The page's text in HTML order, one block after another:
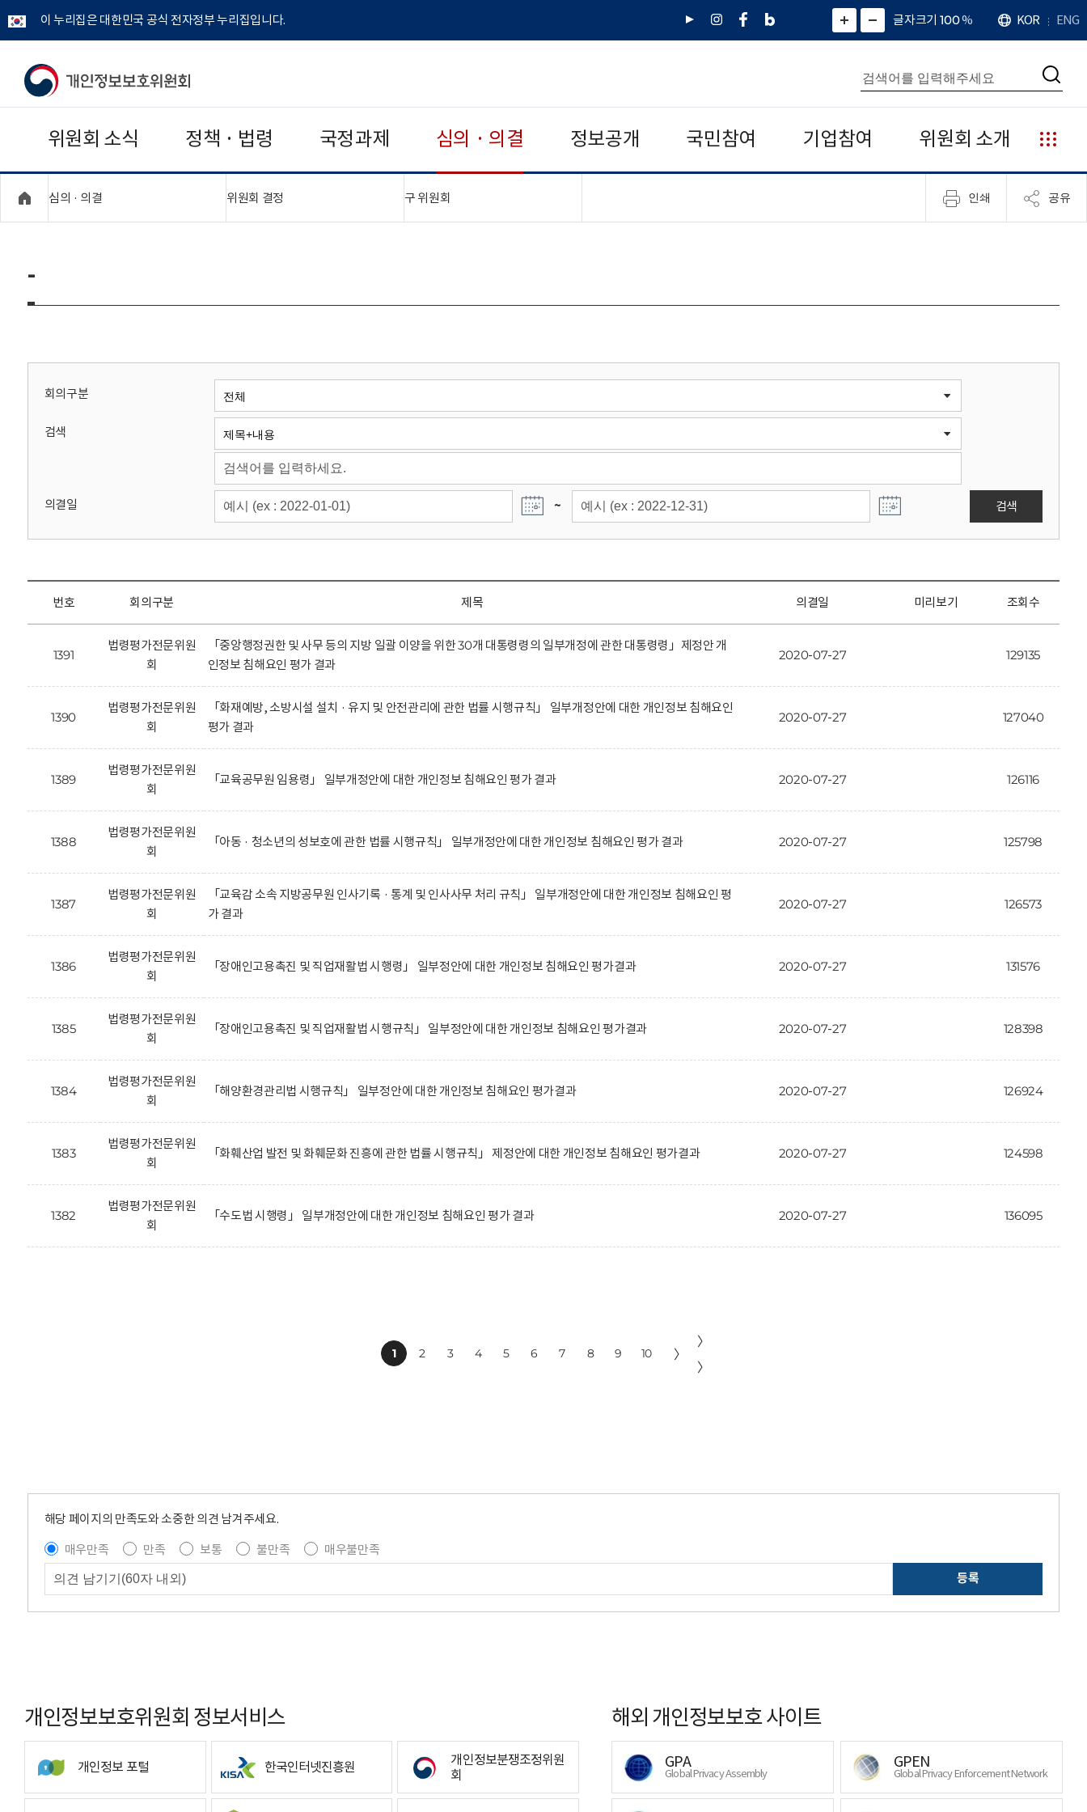
이 누리집은 대한민국 공식 전자정부 누리집입니다.
유
인
페
네
그
)
화
면
면
소
확
대
치
글자크기 100%
언
어
KOR ENG
개
보
보
위
회
통
합
검
색
검
위원회 소식 정책 · 법령 국정과제 심의 · 의결 정보공개 국민참여 기업참여 위원회 소개
누
리
집
안
심의 · 의결 위원회 결정 구 위원회 인쇄 공유
-
회의구분
검색
의결일 ~ 검색
번호 회의구분 제목 의결일 미리보기 조회수
1391
법령평가전문위원
회
「중앙행정권한 및 사무 등의 지방 일괄 이양을 위한 30개 대통령령의 일부개정에 관한 대통령령」제정안 개
인정보 침해요인 평가 결과
2020-07-27 129135
1390
법령평가전문위원
회
「화재예방, 소방시설 설치 · 유지 및 안전관리에 관한 법률 시행규칙」 일부개정안에 대한 개인정보 침해요인
평가 결과
2020-07-27 127040
1389
법령평가전문위원
회
「교육공무원 임용령」 일부개정안에 대한 개인정보 침해요인 평가 결과 2020-07-27 126116
1388
법령평가전문위원
회
「아동 · 청소년의 성보호에 관한 법률 시행규칙」 일부개정안에 대한 개인정보 침해요인 평가 결과 2020-07-27 125798
1387
법령평가전문위원
회
「교육감 소속 지방공무원 인사기록 · 통계 및 인사사무 처리 규칙」 일부개정안에 대한 개인정보 침해요인 평
가 결과
2020-07-27 126573
1386
법령평가전문위원
회
「장애인고용촉진 및 직업재활법 시행령」 일부정안에 대한 개인정보 침해요인 평가결과 2020-07-27 131576
1385
법령평가전문위원
회
「장애인고용촉진 및 직업재활법 시행규칙」 일부정안에 대한 개인정보 침해요인 평가결과 2020-07-27 128398
1384
법령평가전문위원
회
「해양환경관리법 시행규칙」 일부정안에 대한 개인정보 침해요인 평가결과 2020-07-27 126924
1383
법령평가전문위원
회
「화훼산업 발전 및 화훼문화 진흥에 관한 법률 시행규칙」 제정안에 대한 개인정보 침해요인 평가결과 2020-07-27 124598
1382
법령평가전문위원
회
「수도법 시행령」 일부개정안에 대한 개인정보 침해요인 평가 결과 2020-07-27 136095
1 2 3 4 5 6 7 8 9 10 〉
〉
〉
해당 페이지의 만족도와 소중한 의견 남겨주세요.
매우만족
만족 보통 불만족
매우불만족
등록
개인정보보호위원회 정보서비스
개인정보 포털 한국인터넷진흥원
개인정보분쟁조정위원
회
해외 개인정보보호 사이트
GPA
Global Privacy Assembly
GPEN
Global Privacy Enforcement Network